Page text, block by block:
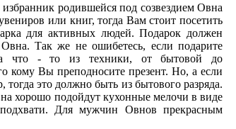
родившейся под созвездием Овна
или книг, тогда Вам стоит посетить
для активных людей. Подарок должен
Так же не ошибетесь, если подарите
что - то из техники, от бытовой до
кому Вы преподносите презент. Но, а если
это должно быть из бытового разряда.
хорошо подойдут кухонные мелочи в виде
Для мужчин Овнов прекрасным